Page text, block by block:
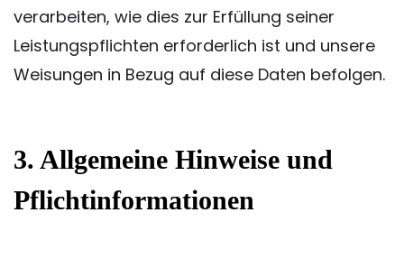
verarbeiten, wie dies zur Erfüllung seiner
Leistungspflichten erforderlich ist und unsere
Weisungen in Bezug auf diese Daten befolgen.
3. Allgemeine Hinweise und
Pflicht­informationen